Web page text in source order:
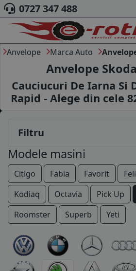
ACASA
DESPRE NOI
ANVELOPE
AUTO
CAMION
MOTO
MARCA AUTO
BLOG
B2B - COLABORARE
CONT
CONTACT
0727 347 488
Anvelope Marca Auto
Anvelope
Cauciucuri De Iarna Si
Rapid - Alege din cele
Filtru
Modele masini
Citigo Fabia Favorit
Kodiaq
Octavia Pick Up
Roomster
Superb Yeti